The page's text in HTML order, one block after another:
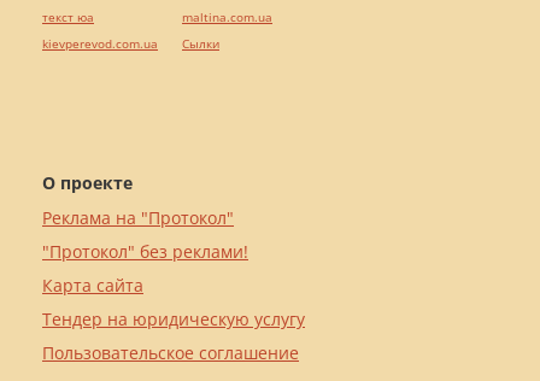
О проекте
Реклама на "Протокол"
"Протокол" без реклами!
Карта сайта
Тендер на юридическую услугу
Пользовательское соглашение
текст юа
kievperevod.com.ua
maltina.com.ua
Cылки